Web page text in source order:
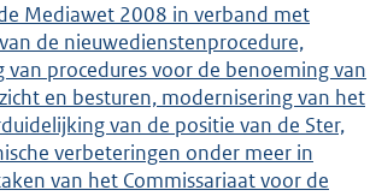
Mediawet 2008 in verband met
de nieuwedienstenprocedure,
van procedures voor de benoeming van
en besturen, modernisering van het
van de positie van de Ster,
verbeteringen onder meer in
van het Commissariaat voor de